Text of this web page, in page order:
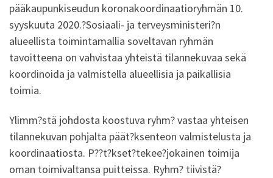
pääkaupunkiseudun koronakoordinaatioryhmän 10.
syyskuuta 2020.?Sosiaali- ja terveysministeri?n
alueellista toimintamallia soveltavan ryhmän
tavoitteena on vahvistaa yhteistä tilannekuvaa sekä
koordinoida ja valmistella alueellisia ja paikallisia
toimia.
Ylimm?stä johdosta koostuva ryhm? vastaa yhteisen
tilannekuvan pohjalta päät?ksenteon valmistelusta ja
koordinaatiosta. P??t?kset?tekee?jokainen toimija
oman toimivaltansa puitteissa. Ryhm? tiivistä?